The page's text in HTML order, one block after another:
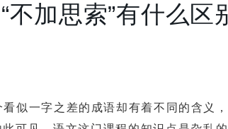
不加思索”有什么区
似一字之差的成语却有着不同的含义